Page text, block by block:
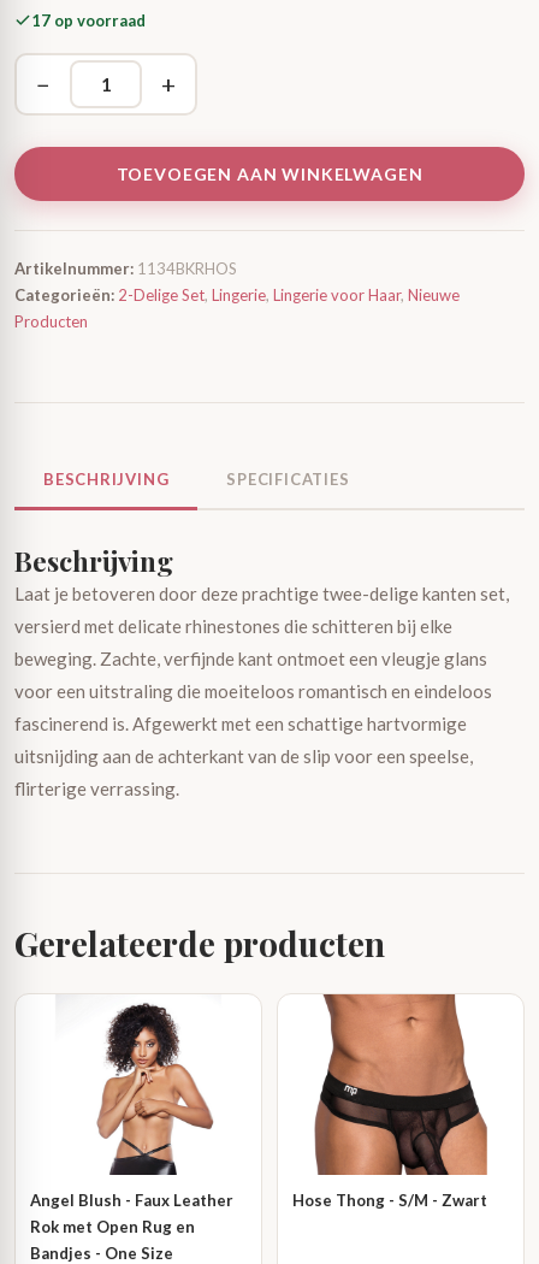
17 op voorraad
− +
TOEVOEGEN AAN WINKELWAGEN
Artikelnummer: 1134BKRHOS
Categorieën: 2-Delige Set, Lingerie, Lingerie voor Haar, Nieuwe
Producten
BESCHRIJVING SPECIFICATIES
Beschrijving
Laat je betoveren door deze prachtige twee-delige kanten set,
versierd met delicate rhinestones die schitteren bij elke
beweging. Zachte, verfijnde kant ontmoet een vleugje glans
voor een uitstraling die moeiteloos romantisch en eindeloos
fascinerend is. Afgewerkt met een schattige hartvormige
uitsnijding aan de achterkant van de slip voor een speelse,
flirterige verrassing.
Gerelateerde producten
Angel Blush - Faux Leather
Rok met Open Rug en
Bandjes - One Size
Hose Thong - S/M - Zwart